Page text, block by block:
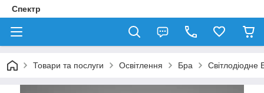
Спектр
Товари та послуги Освітлення Бра Світлодіодне